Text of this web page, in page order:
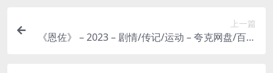
上一篇
《恩佐》 – 2023 – 剧情/传记/运动 – 夸克网盘/百度